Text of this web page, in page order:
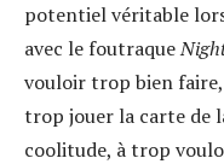
potentiel véritable
avec le foutraque
vouloir trop bien
trop jouer la carte de
coolitude, à trop